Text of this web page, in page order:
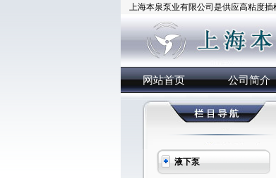
上海本泉泵业有限公司是供应高粘度插
网站首页 公司简介
液下泵